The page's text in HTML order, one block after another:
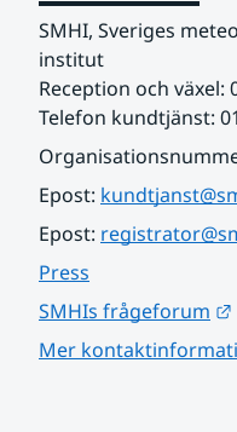
SMHI, Sveriges
institut
Reception och växel:
Telefon kundtjänst:
Epost:
Epost:
Press
SMHIs frågeforum
Mer